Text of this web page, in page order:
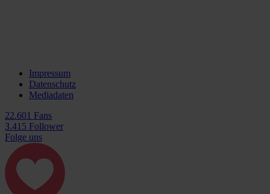
Impressum
Datenschutz
Mediadaten
22.601 Fans
3.415 Follower
Folge uns